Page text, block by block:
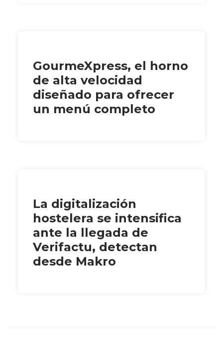
GourmeXpress, el horno
de alta velocidad
diseñado para ofrecer
un menú completo
La digitalización
hostelera se intensifica
ante la llegada de
Verifactu, detectan
desde Makro